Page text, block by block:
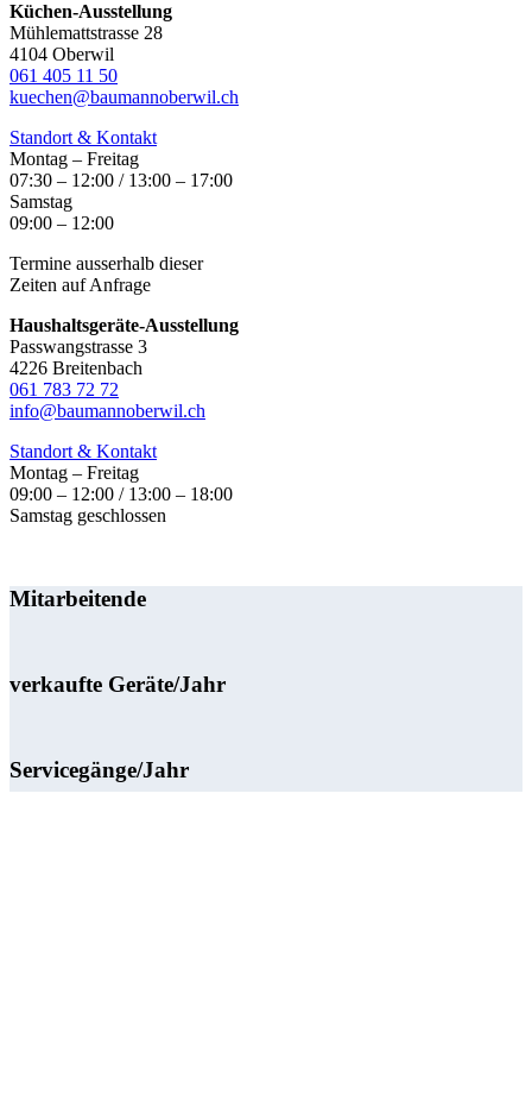
Küchen-Ausstellung
Mühlemattstrasse 28
4104 Oberwil
061 405 11 50
kuechen@baumannoberwil.ch
Standort & Kontakt
Montag – Freitag
07:30 – 12:00 / 13:00 – 17:00
Samstag
09:00 – 12:00
Termine ausserhalb dieser
Zeiten auf Anfrage
Haushaltsgeräte-Ausstellung
Passwangstrasse 3
4226 Breitenbach
061 783 72 72
info@baumannoberwil.ch
Standort & Kontakt
Montag – Freitag
09:00 – 12:00 / 13:00 – 18:00
Samstag geschlossen
Mitarbeitende
verkaufte Geräte/Jahr
Servicegänge/Jahr